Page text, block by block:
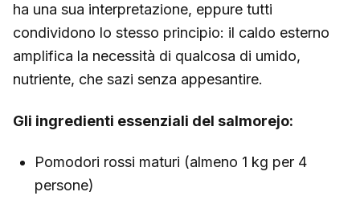
ha una sua interpretazione, eppure tutti
condividono lo stesso principio: il caldo esterno
amplifica la necessità di qualcosa di umido,
nutriente, che sazi senza appesantire.
Gli ingredienti essenziali del salmorejo:
Pomodori rossi maturi (almeno 1 kg per 4
persone)